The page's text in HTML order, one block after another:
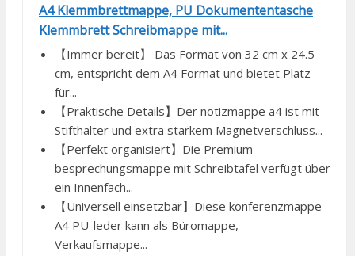
A4 Klemmbrettmappe, PU Dokumententasche
Klemmbrett Schreibmappe mit...
【Immer bereit】 Das Format von 32 cm x 24.5
cm, entspricht dem A4 Format und bietet Platz
für...
【Praktische Details】Der notizmappe a4 ist mit
Stifthalter und extra starkem Magnetverschluss...
【Perfekt organisiert】Die Premium
besprechungsmappe mit Schreibtafel verfügt über
ein Innenfach...
【Universell einsetzbar】Diese konferenzmappe
A4 PU-leder kann als Büromappe,
Verkaufsmappe...